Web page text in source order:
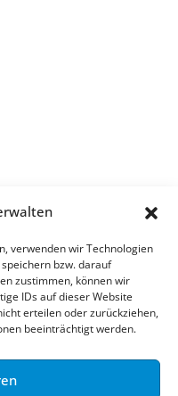
verwenden wir Technologien
bzw. darauf
zustimmen, können wir
IDs auf dieser Website
erteilen oder zurückziehen,
beeinträchtigt werden.